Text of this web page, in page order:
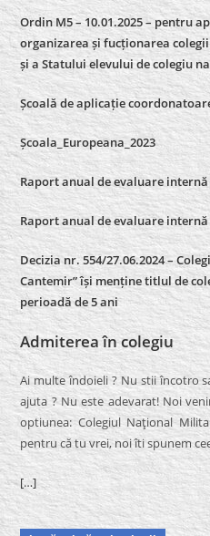
Ordin M5 – 10.01.2025 – pentru
organizarea și fucționarea
și a Statului elevului de colegiu
Școală de aplicație
Școala_Europeana_2023
Raport anual de evaluare internă
Raport anual de evaluare
Decizia nr. 554/27.06.2024 –
Cantemir” își menține titlul de
perioadă de 5 ani
Admiterea în colegiu
Ai multe îndoieli ? Nu stii încotro
ajuta ? Nu este adevarat! Noi
optiunea: Colegiul Naţional
pentru că tu vrei, noi îti spunem
[…]